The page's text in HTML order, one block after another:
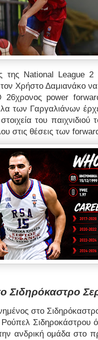
της National League 2
Χρήστο Δαμιανάκο
26χρονος power
των Γαργαλιάνων
του
στις θέσεις των
Σιδηρόκαστρο
στο
Ρούπελ Σιδηροκάστρου
την ανδρική ομάδα